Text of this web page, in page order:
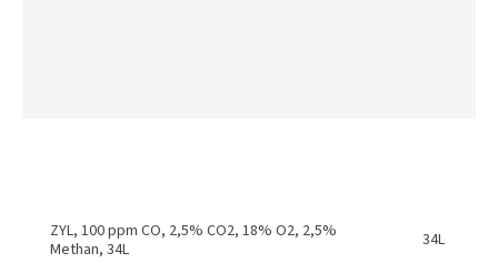
ZYL, 100 ppm CO, 2,5% CO2, 18% O2, 2,5%
Methan, 34L
34L